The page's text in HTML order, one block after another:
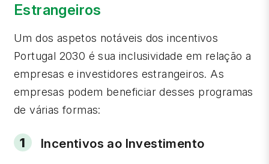
Estrangeiros
Um dos aspetos notáveis dos incentivos
Portugal 2030 é sua inclusividade em relação a
empresas e investidores estrangeiros. As
empresas podem beneficiar desses programas
de várias formas:
Incentivos ao Investimento